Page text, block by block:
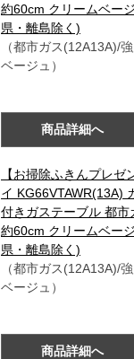
約60cm クリームベー
県・離島除く)
（都市ガス(12A13A)/
ベージュ）
商品詳細へ
【お掃除ふきんプレゼ
イ KG66VTAWR(13A)
付きガステーブル 都
約60cm クリームベー
県・離島除く)
（都市ガス(12A13A)/
ベージュ）
商品詳細へ